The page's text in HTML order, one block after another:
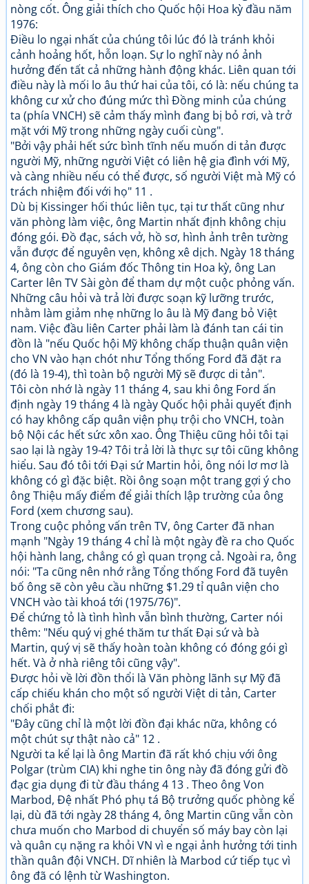
nòng cốt. Ông giải thích cho Quốc hội Hoa kỳ đầu năm
1976:
Điều lo ngại nhất của chúng tôi lúc đó là tránh khỏi
cảnh hoảng hốt, hỗn loạn. Sự lo nghĩ này nó ảnh
hưởng đến tất cả những hành động khác. Liên quan tới
điều này là mối lo âu thứ hai của tôi, có là: nếu chúng ta
không cư xử cho đúng mức thì Đồng minh của chúng
ta (phía VNCH) sẽ cảm thấy mình đang bị bỏ rơi, và trở
mặt với Mỹ trong những ngày cuối cùng".
"Bởi vậy phải hết sức bình tĩnh nếu muốn di tản được
người Mỹ, những người Việt có liên hệ gia đình với Mỹ,
và càng nhiều nếu có thể được, số người Việt mà Mỹ có
trách nhiệm đối với họ" 11 .
Dù bị Kissinger hối thúc liên tục, tại tư thất cũng như
văn phòng làm việc, ông Martin nhất định không chịu
đóng gói. Đồ đạc, sách vở, hồ sơ, hình ảnh trên tường
vẫn được để nguyên vẹn, không xê dịch. Ngày 18 tháng
4, ông còn cho Giám đốc Thông tin Hoa kỳ, ông Lan
Carter lên TV Sài gòn để tham dự một cuộc phỏng vấn.
Những câu hỏi và trả lời được soạn kỹ lưỡng trước,
nhằm làm giảm nhẹ những lo âu là Mỹ đang bỏ Việt
nam. Việc đầu liên Carter phải làm là đánh tan cái tin
đồn là "nếu Quốc hội Mỹ không chấp thuận quân viện
cho VN vào hạn chót như Tổng thống Ford đã đặt ra
(đó là 19-4), thì toàn bộ người Mỹ sẽ được di tản".
Tôi còn nhớ là ngày 11 tháng 4, sau khi ông Ford ấn
định ngày 19 tháng 4 là ngày Quốc hội phải quyết định
có hay không cấp quân viện phụ trội cho VNCH, toàn
bộ Nội các hết sức xôn xao. Ông Thiệu cũng hỏi tôi tại
sao lại là ngày 19-4? Tôi trả lời là thực sự tôi cũng không
hiểu. Sau đó tôi tới Đại sứ Martin hỏi, ông nói lơ mơ là
không có gì đặc biệt. Rồi ông soạn một trang gợi ý cho
ông Thiệu mấy điểm để giải thích lập trường của ông
Ford (xem chương sau).
Trong cuộc phỏng vấn trên TV, ông Carter đã nhan
mạnh "Ngày 19 tháng 4 chỉ là một ngày đề ra cho Quốc
hội hành lang, chẳng có gì quan trọng cả. Ngoài ra, ông
nói: "Ta cũng nên nhớ rằng Tổng thống Ford đã tuyên
bố ông sẽ còn yêu cầu những $1.29 tỉ quân viện cho
VNCH vào tài khoá tới (1975/76)".
Để chứng tỏ là tình hình vẫn bình thường, Carter nói
thêm: "Nếu quý vị ghé thăm tư thất Đại sứ và bà
Martin, quý vị sẽ thấy hoàn toàn không có đóng gói gì
hết. Và ở nhà riêng tôi cũng vậy".
Được hỏi về lời đồn thổi là Văn phòng lãnh sự Mỹ đã
cấp chiếu khán cho một số người Việt di tản, Carter
chối phắt đi:
"Đây cũng chỉ là một lời đồn đại khác nữa, không có
một chút sự thật nào cả" 12 .
Người ta kể lại là ông Martin đã rất khó chịu với ông
Polgar (trùm CIA) khi nghe tin ông này đã đóng gửi đồ
đạc gia dụng đi từ đầu tháng 4 13 . Theo ông Von
Marbod, Đệ nhất Phó phụ tá Bộ trưởng quốc phòng kể
lại, dù đã tới ngày 28 tháng 4, ông Martin cũng vẫn còn
chưa muốn cho Marbod di chuyển số máy bay còn lại
và quân cụ nặng ra khỏi VN vì e ngại ảnh hưởng tới tinh
thần quân đội VNCH. Dĩ nhiên là Marbod cứ tiếp tục vì
ông đã có lệnh từ Washington.